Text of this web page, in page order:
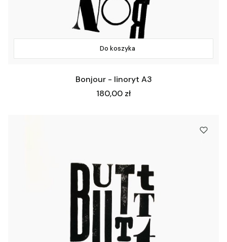
Do koszyka
Bonjour - linoryt A3
Cena
180,00 zł